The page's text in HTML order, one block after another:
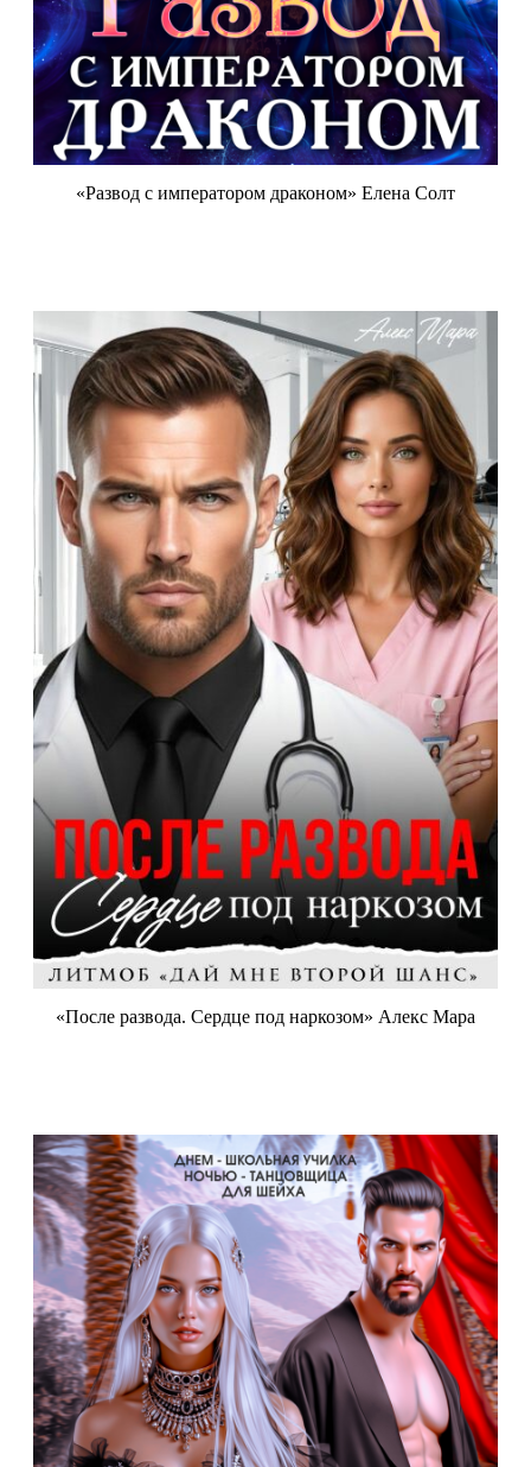
«Развод с императором драконом» Елена Солт
«После развода. Сердце под наркозом» Алекс Мара